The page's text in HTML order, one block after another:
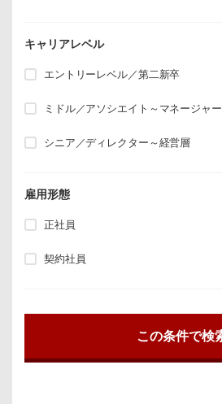
キャリアレベル
エントリーレベル／第二新卒
ミドル／アソシエイト～マネージャー
シニア／ディレクター～経営層
雇用形態
正社員
契約社員